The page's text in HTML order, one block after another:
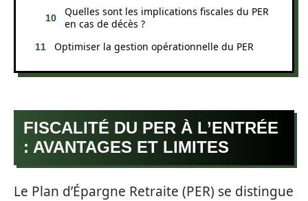
Quelles sont les implications fiscales du PER
en cas de décès ?
Optimiser la gestion opérationnelle du PER
FISCALITÉ DU PER À L’ENTRÉE
: AVANTAGES ET LIMITES
Le Plan d’Épargne Retraite (PER) se distingue